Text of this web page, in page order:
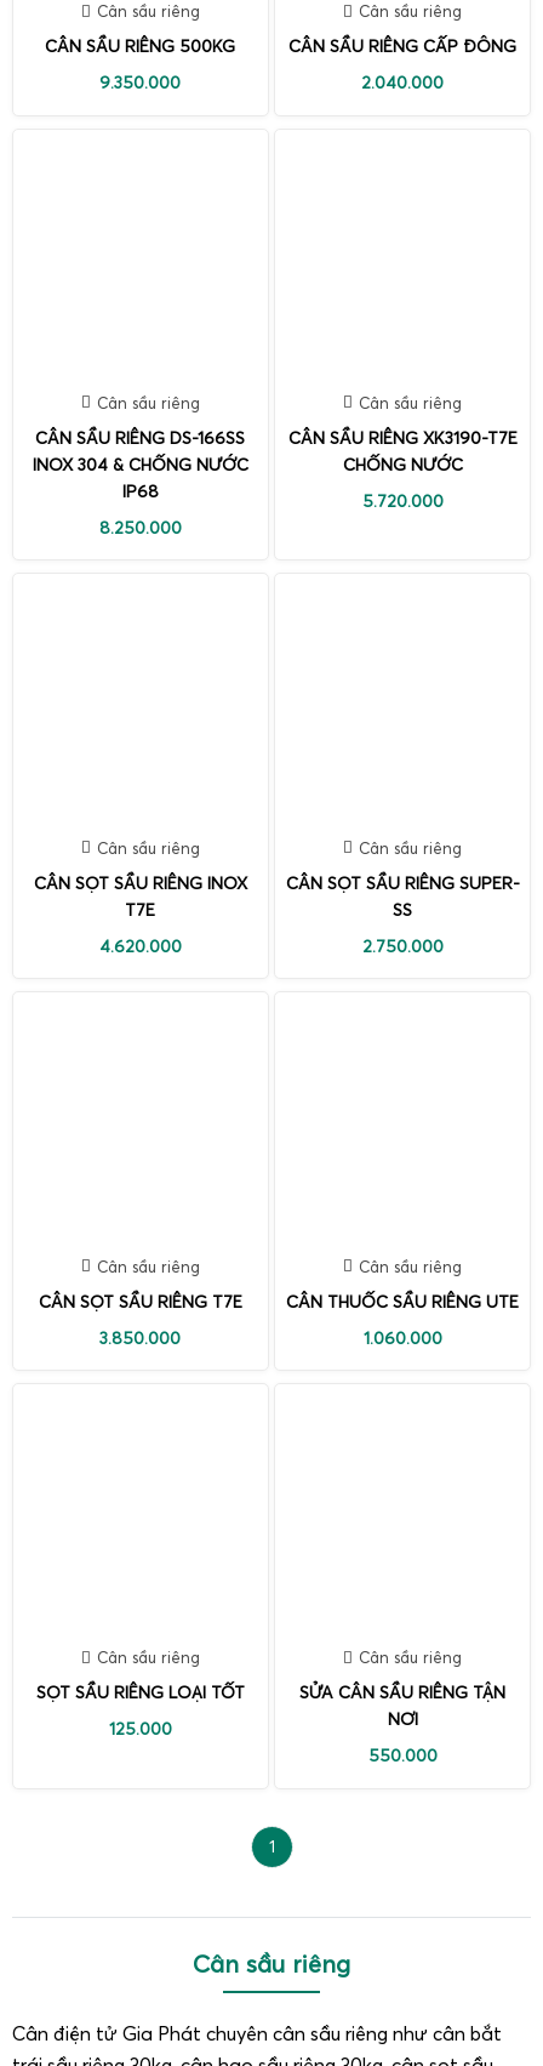
Cân sầu riêng
CÂN SẦU RIÊNG 500KG
9.350.000
Cân sầu riêng
CÂN SẦU RIÊNG CẤP ĐÔNG
2.040.000
Cân sầu riêng
CÂN SẦU RIÊNG DS-166SS
INOX 304 & CHỐNG NƯỚC
IP68
8.250.000
Cân sầu riêng
CÂN SẦU RIÊNG XK3190-T7E
CHỐNG NƯỚC
5.720.000
Cân sầu riêng
CÂN SỌT SẦU RIÊNG INOX
T7E
4.620.000
Cân sầu riêng
CÂN SỌT SẦU RIÊNG SUPER-
SS
2.750.000
Cân sầu riêng
CÂN SỌT SẦU RIÊNG T7E
3.850.000
Cân sầu riêng
CÂN THUỐC SẦU RIÊNG UTE
1.060.000
Cân sầu riêng
SỌT SẦU RIÊNG LOẠI TỐT
125.000
Cân sầu riêng
SỬA CÂN SẦU RIÊNG TẬN
NƠI
550.000
1
Cân sầu riêng
Cân điện tử Gia Phát chuyên cân sầu riêng như cân bắt